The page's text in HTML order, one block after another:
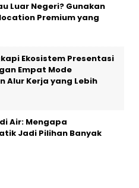
Luar Negeri? Gunakan
Premium yang
Ekosistem Presentasi
Empat Mode
Alur Kerja yang Lebih
Air: Mengapa
Jadi Pilihan Banyak